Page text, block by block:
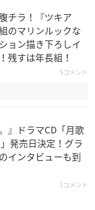
チラ！『ツキア
のマリンルックな
ョン描き下ろしイ
残すは年長組！
5コメント
』ドラマCD「月歌
発売日決定！グラ
インタビューも到
1コメント